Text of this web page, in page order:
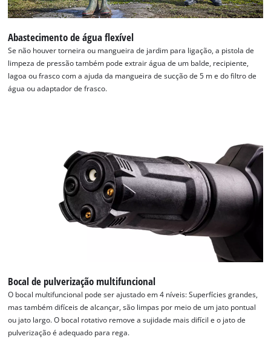
Precisamos do seu consentimento para
carregar o serviço Google Maps!
This content is not permitted to load due
to trackers that are not disclosed to the
visitor. The website owner needs to setup
the site with their CMP to add this content
to the list of technologies used.
Powered by
Usercentrics Consent
Management Platform
Abastecimento de água flexível
Se não houver torneira ou mangueira de jardim para ligação, a pistola de
limpeza de pressão também pode extrair água de um balde, recipiente,
lagoa ou frasco com a ajuda da mangueira de sucção de 5 m e do filtro de
água ou adaptador de frasco.
Bocal de pulverização multifuncional
O bocal multifuncional pode ser ajustado em 4 níveis: Superfícies grandes,
mas também difíceis de alcançar, são limpas por meio de um jato pontual
ou jato largo. O bocal rotativo remove a sujidade mais difícil e o jato de
pulverização é adequado para rega.